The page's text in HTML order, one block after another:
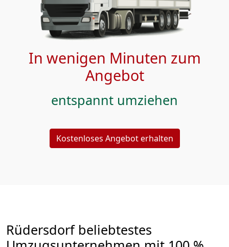
In wenigen Minuten zum
Angebot
entspannt umziehen
Kostenloses Angebot erhalten
Rüdersdorf beliebtestes